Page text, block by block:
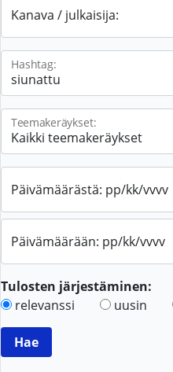
Kanava / julkaisija:
Hashtag:
Teemakeräykset:
Päivämäärästä: pp/kk/vvvv
Päivämäärään: pp/kk/vvvv
Tulosten järjestäminen:
relevanssi
uusin